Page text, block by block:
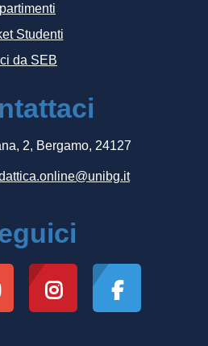
Studenti
da SEB
2, Bergamo, 24127